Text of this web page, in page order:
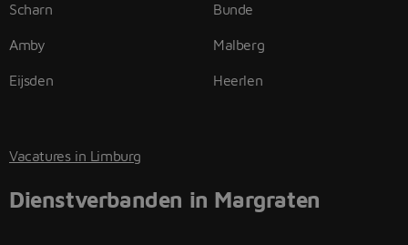
Scharn
Amby
Eijsden
Bunde
Malberg
Heerlen
Vacatures in Limburg
Dienstverbanden in Margraten